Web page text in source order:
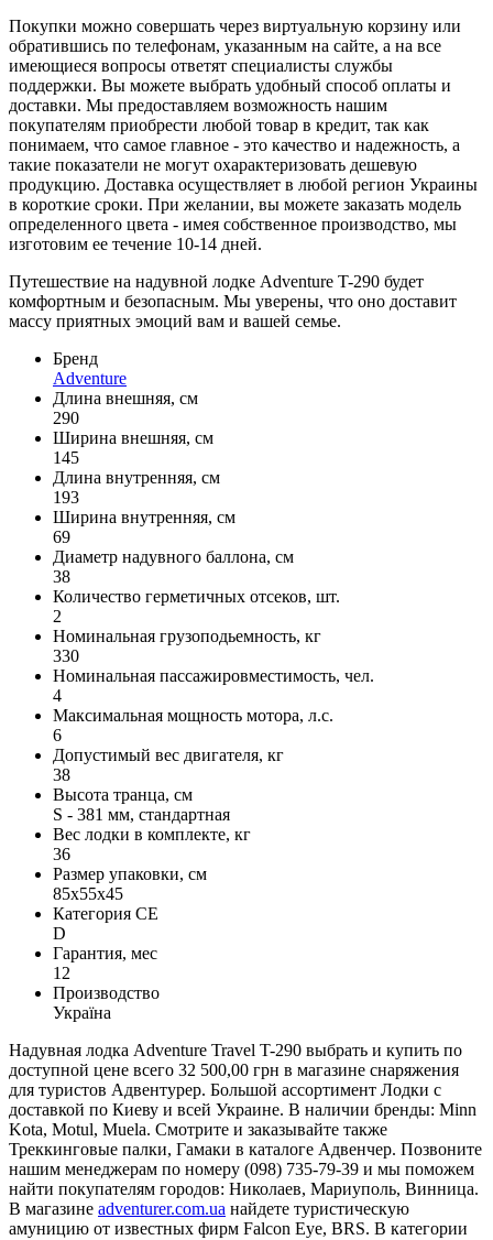
Покупки можно совершать через виртуальную корзину или
обратившись по телефонам, указанным на сайте, а на все
имеющиеся вопросы ответят специалисты службы
поддержки. Вы можете выбрать удобный способ оплаты и
доставки. Мы предоставляем возможность нашим
покупателям приобрести любой товар в кредит, так как
понимаем, что самое главное - это качество и надежность, а
такие показатели не могут охарактеризовать дешевую
продукцию. Доставка осуществляет в любой регион Украины
в короткие сроки. При желании, вы можете заказать модель
определенного цвета - имея собственное производство, мы
изготовим ее течение 10-14 дней.
Путешествие на надувной лодке Adventure T-290 будет
комфортным и безопасным. Мы уверены, что оно доставит
массу приятных эмоций вам и вашей семье.
Бренд
Adventure
Длина внешняя, см
290
Ширина внешняя, см
145
Длина внутренняя, см
193
Ширина внутренняя, см
69
Диаметр надувного баллона, см
38
Количество герметичных отсеков, шт.
2
Номинальная грузоподьемность, кг
330
Номинальная пассажировместимость, чел.
4
Максимальная мощность мотора, л.с.
6
Допустимый вес двигателя, кг
38
Высота транца, см
S - 381 мм, стандартная
Вес лодки в комплекте, кг
36
Размер упаковки, см
85x55x45
Категория СЕ
D
Гарантия, мес
12
Производство
Україна
Надувная лодка Adventure Travel T-290 выбрать и купить по
доступной цене всего 32 500,00 грн в магазине снаряжения
для туристов Адвентурер. Большой ассортимент Лодки с
доставкой по Киеву и всей Украине. В наличии бренды: Minn
Kota, Motul, Muela. Смотрите и заказывайте также
Треккинговые палки, Гамаки в каталоге Адвенчер. Позвоните
нашим менеджерам по номеру (098) 735-79-39 и мы поможем
найти покупателям городов: Николаев, Мариуполь, Винница.
В магазине adventurer.com.ua найдете туристическую
амуницию от известных фирм Falcon Eye, BRS. В категории